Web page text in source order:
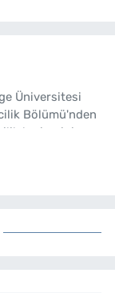
Üniversitesi
Bölümü'nden
kariyerini
muhabir